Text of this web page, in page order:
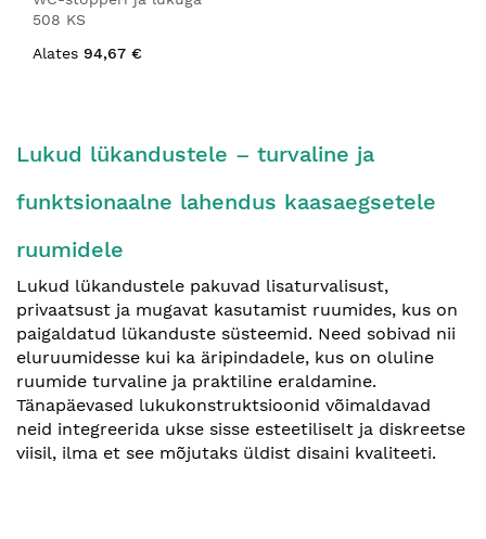
508 KS
Alates 94,67 €
Lukud lükandustele – turvaline ja
funktsionaalne lahendus kaasaegsetele
ruumidele
Lukud lükandustele pakuvad lisaturvalisust,
privaatsust ja mugavat kasutamist ruumides, kus on
paigaldatud lükanduste süsteemid. Need sobivad nii
eluruumidesse kui ka äripindadele, kus on oluline
ruumide turvaline ja praktiline eraldamine.
Tänapäevased lukukonstruktsioonid võimaldavad
neid integreerida ukse sisse esteetiliselt ja diskreetse
viisil, ilma et see mõjutaks üldist disaini kvaliteeti.